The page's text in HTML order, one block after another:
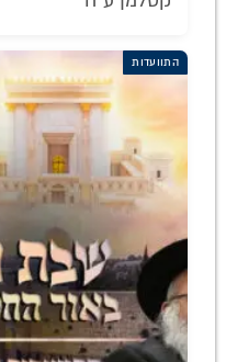
התוועדות